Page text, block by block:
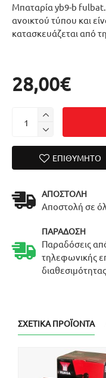
Μπαταρία yb9-b fulbat.
ανοικτού τύπου και
κατασκευάζεται από
28,00€
ΕΠΙΘΥΜΗΤΌ
ΑΠΟΣΤΟΛΉ
Αποστολή σε
ΠΑΡΆΔΟΣΗ
Παραδόσεις
τηλεφωνικής
ΣΧΕΤΙΚΆ ΠΡΟΪΌΝΤΑ